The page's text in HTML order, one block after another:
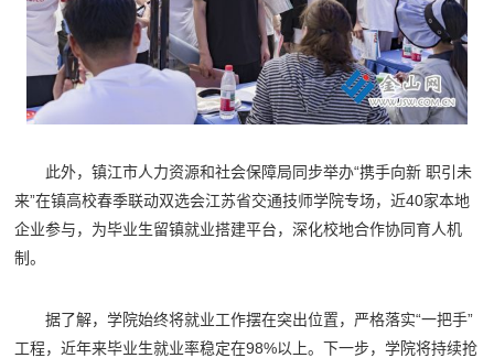
此外，镇江市人力资源和社会保障局同步举办“携手向新 职引未
来”在镇高校春季联动双选会江苏省交通技师学院专场，近40家本地
企业参与，为毕业生留镇就业搭建平台，深化校地合作协同育人机
制。
据了解，学院始终将就业工作摆在突出位置，严格落实“一把手”
工程，近年来毕业生就业率稳定在98%以上。下一步，学院将持续抢